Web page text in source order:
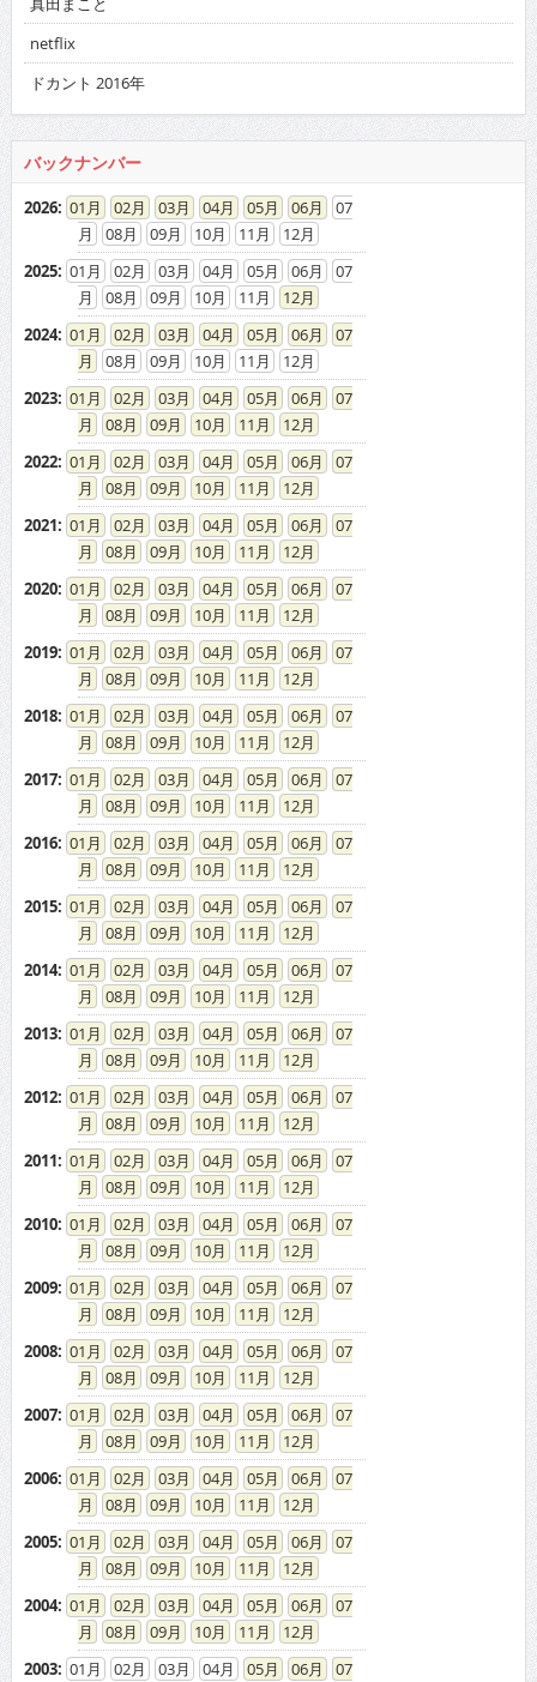
netflix
ドカント 2016年
バックナンバー
2026: 01 02 03 04 05 06
07
08
09 10 11
12
2025: 01 02 03 04 05 06
07
08
09 10 11
12
2024: 01 02 03 04 05 06
07
08
09 10 11
12
2023: 01 02 03 04 05 06
07
08
09 10 11
12
2022: 01 02 03 04 05 06
07
08
09 10 11
12
2021: 01 02 03 04 05 06
07
08
09 10 11
12
2020: 01 02 03 04 05 06
07
08
09 10 11
12
2019: 01 02 03 04 05 06
07
08
09 10 11
12
2018: 01 02 03 04 05 06
07
08
09 10 11
12
2017: 01 02 03 04 05 06
07
08
09 10 11
12
2016: 01 02 03 04 05 06
07
08
09 10 11
12
2015: 01 02 03 04 05 06
07
08
09 10 11
12
2014: 01 02 03 04 05 06
07
08
09 10 11
12
2013: 01 02 03 04 05 06
07
08
09 10 11
12
2012: 01 02 03 04 05 06
07
08
09 10 11
12
2011: 01 02 03 04 05 06
07
08
09 10 11
12
2010: 01 02 03 04 05 06
07
08
09 10 11
12
2009: 01 02 03 04 05 06
07
08
09 10 11
12
2008: 01 02 03 04 05 06
07
08
09 10 11
12
2007: 01 02 03 04 05 06
07
08
09 10 11
12
2006: 01 02 03 04 05 06
07
08
09 10 11
12
2005: 01 02 03 04 05 06
07
08
09 10 11
12
2004: 01 02 03 04 05 06
07
08
09 10 11
12
2003: 01 02 03 04 05 06
07